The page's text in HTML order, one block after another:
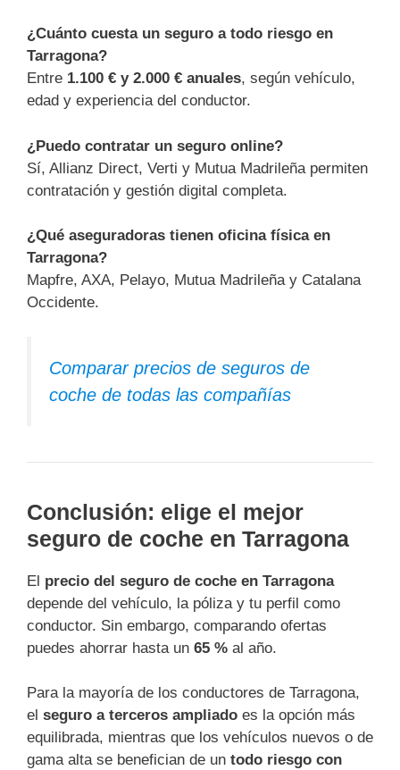
¿Cuánto cuesta un seguro a todo riesgo en
Tarragona?
Entre 1.100 € y 2.000 € anuales, según vehículo,
edad y experiencia del conductor.
¿Puedo contratar un seguro online?
Sí, Allianz Direct, Verti y Mutua Madrileña permiten
contratación y gestión digital completa.
¿Qué aseguradoras tienen oficina física en
Tarragona?
Mapfre, AXA, Pelayo, Mutua Madrileña y Catalana
Occidente.
Comparar precios de seguros de
coche de todas las compañías
Conclusión: elige el mejor
seguro de coche en Tarragona
El precio del seguro de coche en Tarragona
depende del vehículo, la póliza y tu perfil como
conductor. Sin embargo, comparando ofertas
puedes ahorrar hasta un 65 % al año.
Para la mayoría de los conductores de Tarragona,
el seguro a terceros ampliado es la opción más
equilibrada, mientras que los vehículos nuevos o de
gama alta se benefician de un todo riesgo con